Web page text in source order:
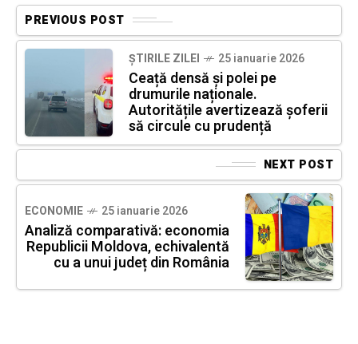
PREVIOUS POST
ȘTIRILE ZILEI 25 ianuarie 2026
Ceață densă și polei pe
drumurile naționale.
Autoritățile avertizează șoferii
să circule cu prudență
NEXT POST
ECONOMIE 25 ianuarie 2026
Analiză comparativă: economia
Republicii Moldova, echivalentă
cu a unui județ din România